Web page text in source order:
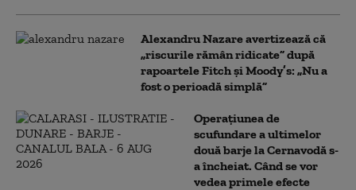
Alexandru Nazare avertizează că
„riscurile rămân ridicate” după
rapoartele Fitch și Moody’s: „Nu a
fost o perioadă simplă”
Operațiunea de
scufundare a ultimelor
două barje la Cernavodă s-
a încheiat. Când se vor
vedea primele efecte